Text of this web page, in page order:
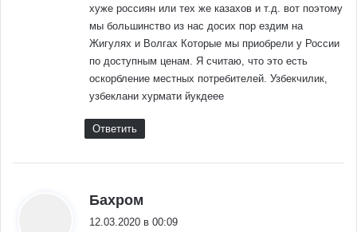
хуже россиян или тех же казахов и т.д. вот поэтому
мы большинство из нас досих пор ездим на
Жигулях и Волгах Которые мы приобрели у России
по доступным ценам. Я считаю, что это есть
оскорбление местных потребителей. Узбекчилик,
узбеклани хурмати йукдеее
Ответить
Бахром
12.03.2020 в 00:09